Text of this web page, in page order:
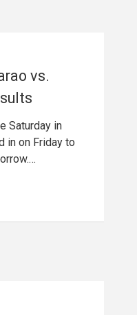
vs.
Saturday in
in on Friday to